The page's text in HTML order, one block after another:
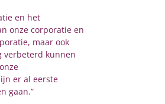
en het
onze corporatie en
maar ook
verbeterd kunnen
er al eerste
gaan.”